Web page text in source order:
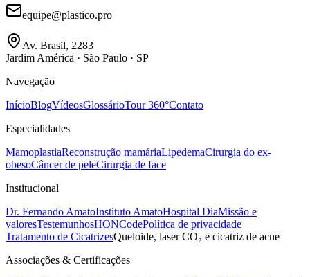
equipe@plastico.pro
Av. Brasil, 2283
Jardim América · São Paulo · SP
Navegação
InícioBlogVídeosGlossárioTour 360°Contato
Especialidades
MamoplastiaReconstrução mamáriaLipedemaCirurgia do ex-
obesoCâncer de peleCirurgia de face
Institucional
Dr. Fernando AmatoInstituto AmatoHospital DiaMissão e
valoresTestemunhosHONCodePolítica de privacidade
Tratamento de CicatrizesQueloide, laser CO₂ e cicatriz de acne
Associações & Certificações